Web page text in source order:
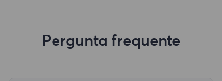
Pergunta frequente